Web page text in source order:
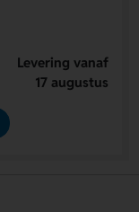
Levering vanaf
17 augustus